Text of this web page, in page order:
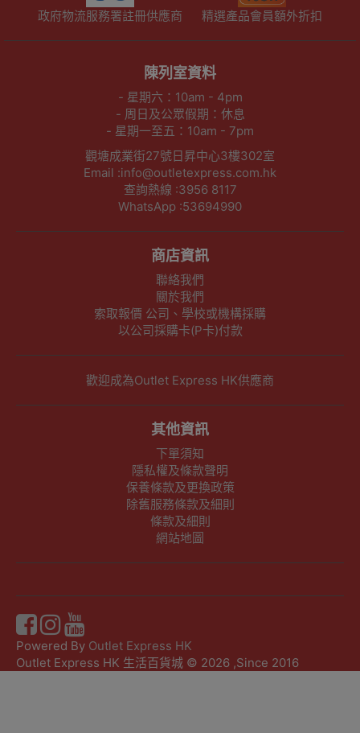
政府物流服務署註冊供應商 精選產品會員額外折扣
陳列室資料
- 星期六：10am - 4pm
- 周日及公眾假期：休息
- 星期一至五：10am - 7pm
觀塘成業街27號日昇中心3樓302室
Email :info@outletexpress.com.hk
查詢熱線 :3956 8117
WhatsApp :53694990
商店資訊
聯絡我們
關於我們
索取報價 公司、學校或機構採購
以公司採購卡(P卡)付款
歡迎成為Outlet Express HK供應商
其他資訊
下單須知
隱私權及條款聲明
保養條款及更換政策
除舊服務條款及細則
條款及細則
網站地圖
Powered By Outlet Express HK
Outlet Express HK 生活百貨城 © 2026 ,Since 2016